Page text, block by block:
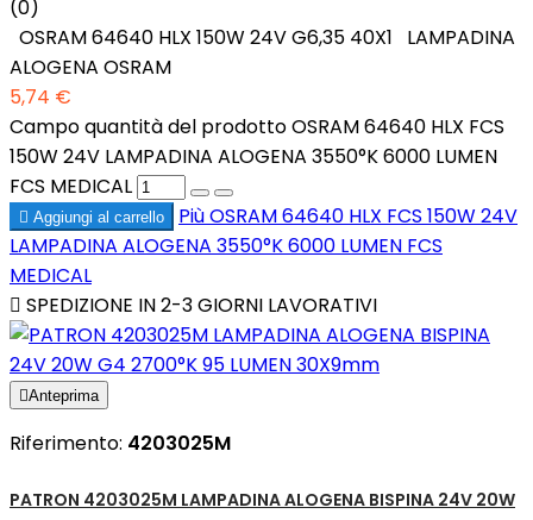
(0)
OSRAM 64640 HLX 150W 24V G6,35 40X1 LAMPADINA
ALOGENA OSRAM
5,74 €
Campo quantità del prodotto OSRAM 64640 HLX FCS
150W 24V LAMPADINA ALOGENA 3550°K 6000 LUMEN
FCS MEDICAL
 Aggiungi al carrello PiùOSRAM 64640 HLX FCS 150W 24V
LAMPADINA ALOGENA 3550°K 6000 LUMEN FCS
MEDICAL
 SPEDIZIONE IN 2-3 GIORNI LAVORATIVI
Anteprima
Riferimento: 4203025M
PATRON 4203025M LAMPADINA ALOGENA BISPINA 24V 20W